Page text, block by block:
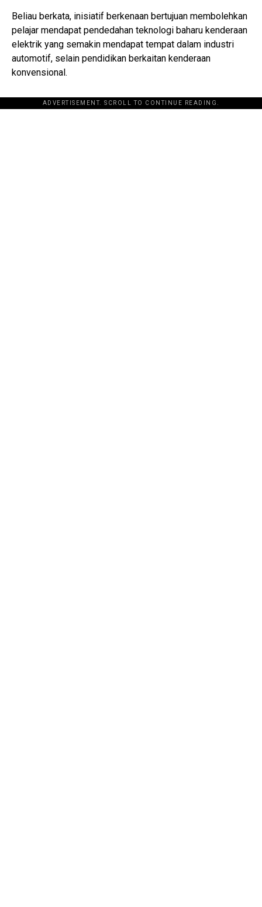
Beliau berkata, inisiatif berkenaan bertujuan membolehkan
pelajar mendapat pendedahan teknologi baharu kenderaan
elektrik yang semakin mendapat tempat dalam industri
automotif, selain pendidikan berkaitan kenderaan
konvensional.
ADVERTISEMENT. SCROLL TO CONTINUE READING.